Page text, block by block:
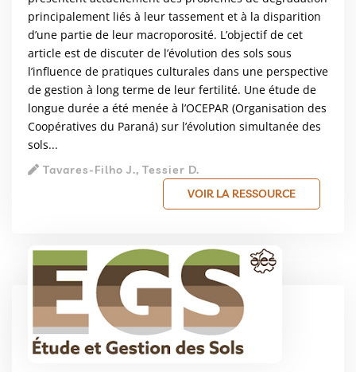
principalement liés à leur tassement et à la disparition
d’une partie de leur macroporosité. L’objectif de cet
article est de discuter de l’évolution des sols sous
l’influence de pratiques culturales dans une perspective
de gestion à long terme de leur fertilité. Une étude de
longue durée a été menée à l’OCEPAR (Organisation des
Coopératives du Paraná) sur l’évolution simultanée des
sols...
Tavares-Filho J., Tessier D.
VOIR LA RESSOURCE